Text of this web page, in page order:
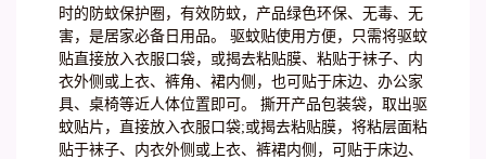
时的防蚊保护圈，有效防蚊，产品绿色环保、无毒、无
害，是居家必备日用品。 驱蚊贴使用方便，只需将驱蚊
贴直接放入衣服口袋，或揭去粘贴膜、粘贴于袜子、内
衣外侧或上衣、裤角、裙内侧，也可贴于床边、办公家
具、桌椅等近人体位置即可。 撕开产品包装袋，取出驱
蚊贴片，直接放入衣服口袋;或揭去粘贴膜，将粘层面粘
贴于袜子、内衣外侧或上衣、裤裙内侧，可贴于床边、